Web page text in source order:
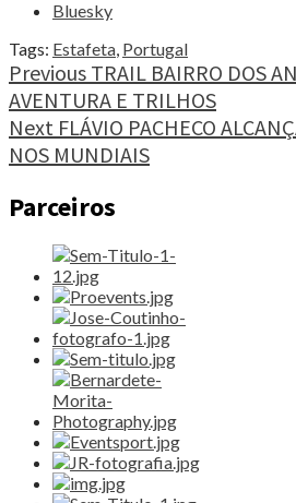
ESTAFETAS
SUPERAM
RECORDES
NACIONAIS"
Bluesky
Tags: Estafeta Portugal
Continue
Reading
Previous TRAIL BAIRRO DOS
AVENTURA E TRILHOS
Next FLÁVIO PACHECO
NOS MUNDIAIS
Parceiros